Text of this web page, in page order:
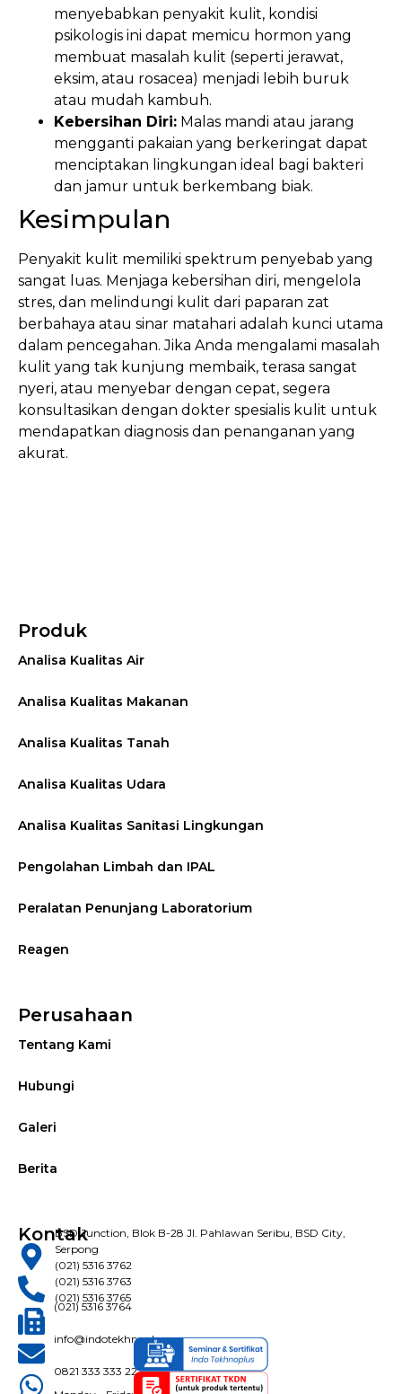
menyebabkan penyakit kulit, kondisi
psikologis ini dapat memicu hormon yang
membuat masalah kulit (seperti jerawat,
eksim, atau rosacea) menjadi lebih buruk
atau mudah kambuh.
Kebersihan Diri: Malas mandi atau jarang
mengganti pakaian yang berkeringat dapat
menciptakan lingkungan ideal bagi bakteri
dan jamur untuk berkembang biak.
Kesimpulan
Penyakit kulit memiliki spektrum penyebab yang
sangat luas. Menjaga kebersihan diri, mengelola
stres, dan melindungi kulit dari paparan zat
berbahaya atau sinar matahari adalah kunci utama
dalam pencegahan. Jika Anda mengalami masalah
kulit yang tak kunjung membaik, terasa sangat
nyeri, atau menyebar dengan cepat, segera
konsultasikan dengan dokter spesialis kulit untuk
mendapatkan diagnosis dan penanganan yang
akurat.
Produk
Analisa Kualitas Air
Analisa Kualitas Makanan
Analisa Kualitas Tanah
Analisa Kualitas Udara
Analisa Kualitas Sanitasi Lingkungan
Pengolahan Limbah dan IPAL
Peralatan Penunjang Laboratorium
Reagen
Perusahaan
Tentang Kami
Hubungi
Galeri
Berita
KontakBSD Junction, Blok B-28 Jl. Pahlawan Seribu, BSD City,
Serpong
(021) 5316 3762
(021) 5316 3763
(021) 5316 3765
(021) 5316 3764
info@indotekhnoplus.com
0821 333 333 22